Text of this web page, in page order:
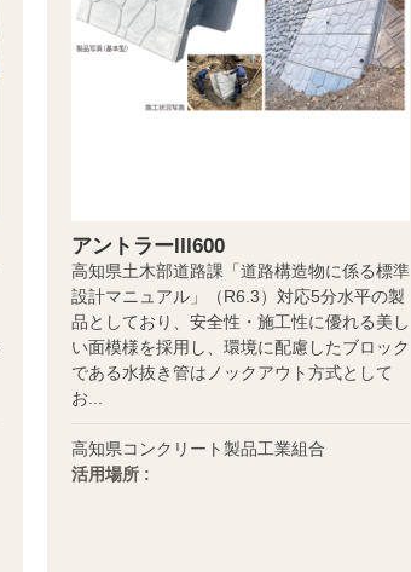
アントラーIII600
高知県土木部道路課「道路構造物に係る標準
設計マニュアル」（R6.3）対応5分水平の製
品としており、安全性・施工性に優れる美し
い面模様を採用し、環境に配慮したブロック
である水抜き管はノックアウト方式として
お...
高知県コンクリート製品工業組合
活用場所 :